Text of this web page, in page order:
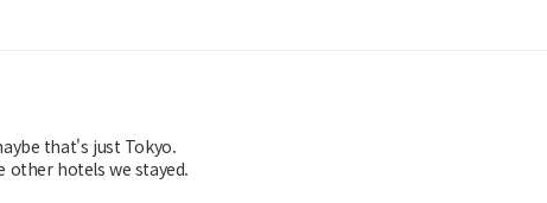
that's just Tokyo.
hotels we stayed.